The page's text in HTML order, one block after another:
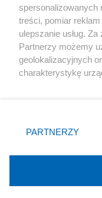
X
spersonalizowanych
treści, pomiar
ulepszanie usług.
Partnerzy możemy
geolokalizacyjnych
charakterystykę
zmienić/wycofać
znajdujący się w
rodzaje
użytkownika, ale
PARTNERZY